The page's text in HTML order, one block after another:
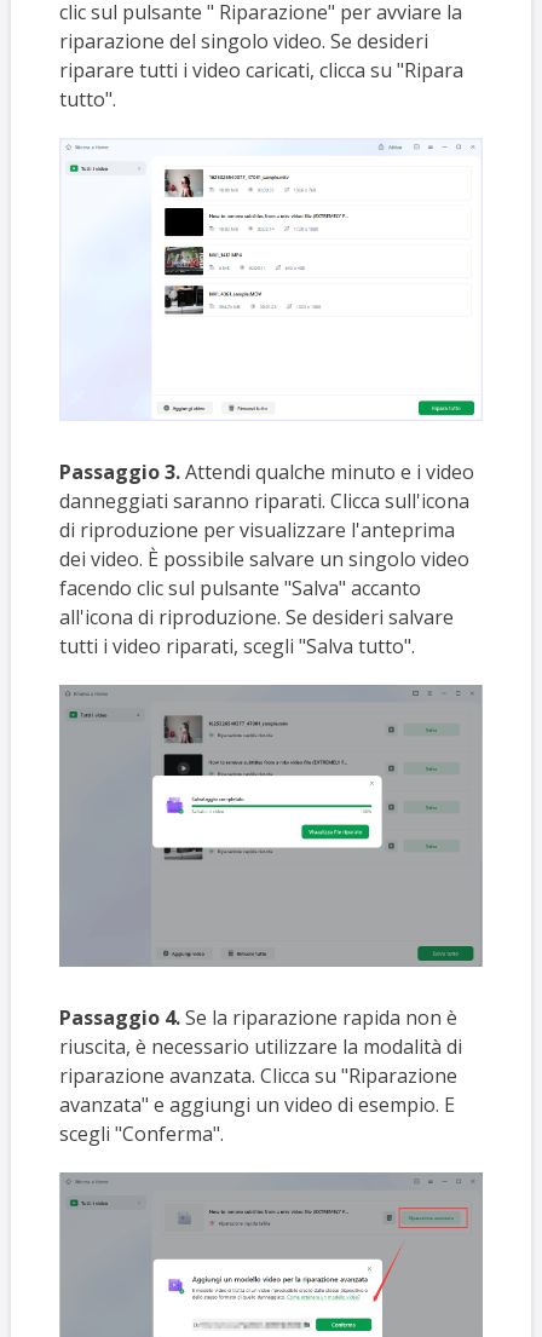
clic sul pulsante " Riparazione" per avviare la
riparazione del singolo video. Se desideri
riparare tutti i video caricati, clicca su "Ripara
tutto".
Passaggio 3.Attendi qualche minuto e i video
danneggiati saranno riparati. Clicca sull'icona
di riproduzione per visualizzare l'anteprima
dei video. È possibile salvare un singolo video
facendo clic sul pulsante "Salva" accanto
all'icona di riproduzione. Se desideri salvare
tutti i video riparati, scegli "Salva tutto".
Passaggio 4.Se la riparazione rapida non è
riuscita, è necessario utilizzare la modalità di
riparazione avanzata. Clicca su "Riparazione
avanzata" e aggiungi un video di esempio. E
scegli "Conferma".